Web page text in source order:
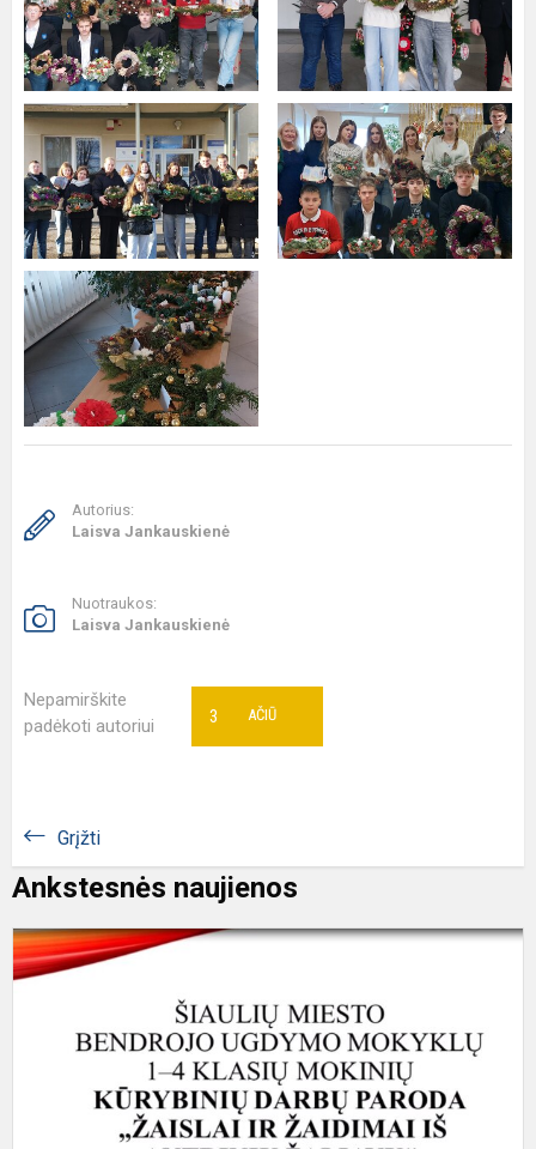
Autorius:
Laisva Jankauskienė
Nuotraukos:
Laisva Jankauskienė
Nepamirškite
padėkoti autoriui
AČIŪ
3
Grįžti
Ankstesnės naujienos